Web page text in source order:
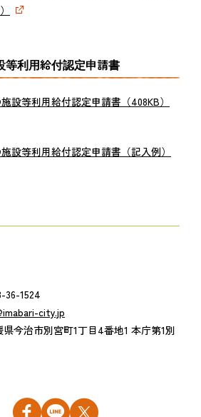
等利用給付認定申請書
設等利用給付認定申請書（408KB）
設等利用給付認定申請書（記入例）
36-1524
city.jp
県今治市別宮町1丁目4番地1 本庁第1別